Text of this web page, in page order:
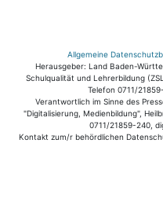
Allgemeine
Herausgeber: Land Baden-
Schulqualität und Lehrerbildung
Telefon 0711/
Verantwortlich im Sinne des
"Digitalisierung, Medienbildung",
0711/21859-240,
Kontakt zum/r behördlichen